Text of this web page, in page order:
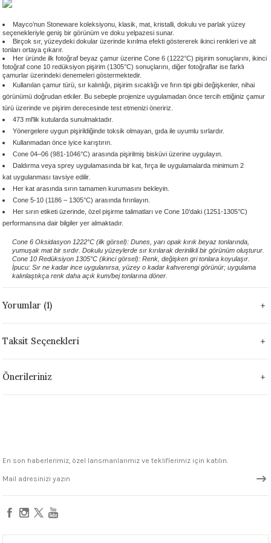
°C
- 1222 °C
- 1046 °C
°C
1046 °C
- 1046 °C
°C
°C
°C
999 - 1222 °C
1305 °C
Mayco’nun Stoneware koleksiyonu, klasik, mat, kristalli, dokulu ve parlak yüzey
seçenekleriyle geniş bir görünüm ve doku yelpazesi sunar.
Birçok sır, yüzeydeki dokular üzerinde kırılma efekti göstererek ikinci renkleri ve alt
tonları ortaya çıkarır.
Her üründe ilk fotoğraf beyaz çamur üzerine Cone 6 (1222°C) pişirim sonuçlarını, ikinci
fotoğraf cone 10 redüksiyon pişirim (1305°C) sonuçlarını, diğer fotoğraflar ise farklı
çamurlar üzerindeki denemeleri göstermektedir.
Kullanılan çamur türü, sır kalınlığı, pişirim sıcaklığı ve fırın tipi gibi değişkenler, nihai
görünümü doğrudan etkiler. Bu sebeple projenize uygulamadan önce tercih ettiğiniz çamur
türü üzerinde ve pişirim derecesinde test etmenizi öneririz.
473 ml'lik kutularda sunulmaktadır.
Yönergelere uygun pişirildiğinde toksik olmayan, gıda ile uyumlu sırlardır.
Kullanmadan önce iyice karıştırın.
Cone 04–06 (981-1046°C) arasında pişirilmiş bisküvi üzerine uygulayın.
Daldırma veya sprey uygulamasında bir kat, fırça ile uygulamalarda minimum 2
kat uygulanması tavsiye edilir.
Her kat arasında sırın tamamen kurumasını bekleyin.
Cone 5-10 (1186 – 1305°C) arasında fırınlayın.
Her sırın etiketi üzerinde, özel pişirme talimatları ve Cone 10’daki (1251-1305°C)
performansına dair bilgiler yer almaktadır.
Cone 6 Oksidasyon 1222°C (ilk görsel): Dunes, yarı opak kırık beyaz tonlarında,
yumuşak mat bir sırdır. Dokulu yüzeylerde sır kırılarak derinlikli bir görünüm oluşturur.
Cone 10 Redüksiyon 1305°C (ikinci görsel): Renk, değişken gri tonlara koyulaşır.
İpucu: Sır ne kadar ince uygulanırsa, yüzey o kadar kahverengi görünür; uygulama
kalınlaştıkça renk daha açık kum/bej tonlarına döner.
Yorumlar (1)
Taksit Seçenekleri
Önerileriniz
En son haberlerimiz, özel lansmanlarımız ve tekliflerimiz için katılın.